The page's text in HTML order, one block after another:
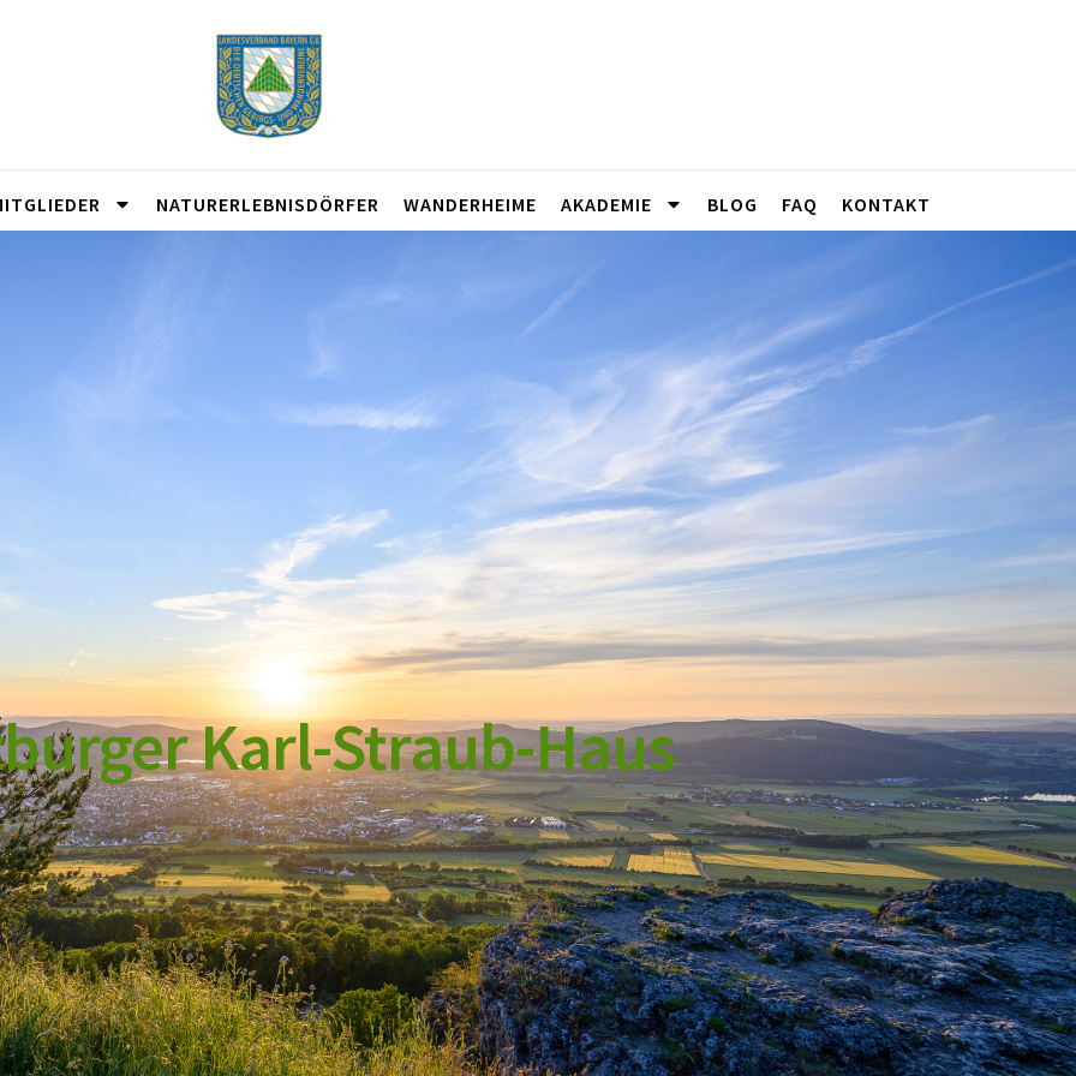
NATURERLEBNISDÖRFER WANDERHEIME AKADEMIE BLOG FAQ KONTAKT
Karl-Straub-Haus